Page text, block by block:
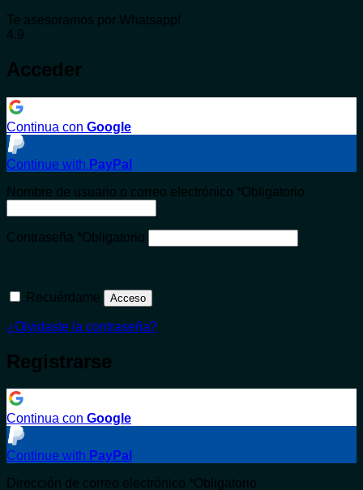
Te asesoramos por Whatsapp!
4.9
Acceder
Continua con Google
Continue with PayPal
Nombre de usuario o correo electrónico *Obligatorio
Contraseña *Obligatorio
Recuérdame Acceso
¿Olvidaste la contraseña?
Registrarse
Continua con Google
Continue with PayPal
Dirección de correo electrónico *Obligatorio